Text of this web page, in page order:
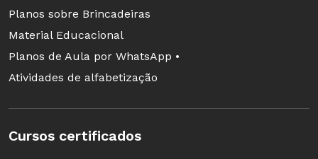
Planos sobre Brincadeiras
Material Educacional
Planos de Aula por WhatsApp •
Atividades de alfabetização
Cursos certificados